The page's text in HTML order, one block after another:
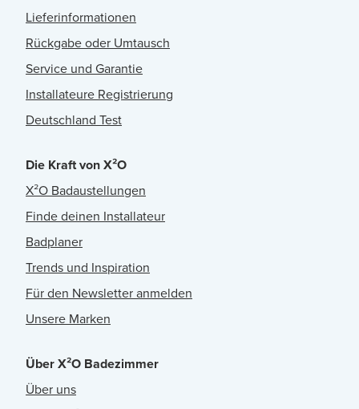
Lieferinformationen
Rückgabe oder Umtausch
Service und Garantie
Installateure Registrierung
Deutschland Test
Die Kraft von X²O
X²O Badaustellungen
Finde deinen Installateur
Badplaner
Trends und Inspiration
Für den Newsletter anmelden
Unsere Marken
Über X²O Badezimmer
Über uns